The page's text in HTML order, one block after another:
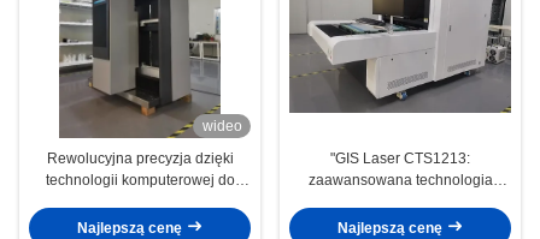
wideo
Rewolucyjna precyzja dzięki
technologii komputerowej do
dekalów, etykiet i płyt PCB
Najlepszą cenę
"GIS Laser CTS1213:
zaawansowana technologia
precyzyjnego, wydajnego
Najlepszą cenę